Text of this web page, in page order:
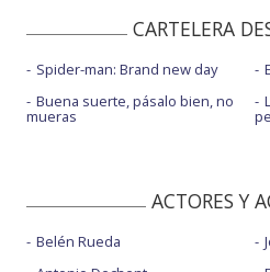
CARTELERA
Spider-man: Brand new day
Buena suerte, pásalo bien, no
mueras
ACTORES Y
Belén Rueda